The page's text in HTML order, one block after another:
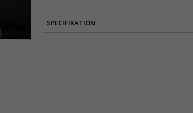
SPECIFIKATION